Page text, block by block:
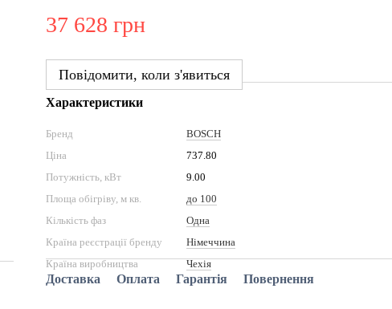
37 628 грн
Повідомити, коли з'явиться
Характеристики
Бренд
BOSCH
Ціна
737.80
Потужність, кВт
9.00
Площа обігріву, м кв.
до 100
Кількість фаз
Одна
Країна реєстрації бренду
Німеччина
Країна виробництва
Чехія
Доставка Оплата Гарантія Повернення